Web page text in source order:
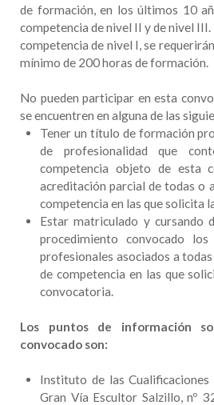
de formación, en los últimos 10
competencia de nivel II y de nivel III.
competencia de nivel I, se
mínimo de 200 horas de formación.
No pueden participar en esta
se encuentren en alguna de las
Tener un título de formación
de profesionalidad que
competencia objeto de esta
acreditación parcial de todas o
competencia en las que solicita
Estar matriculado y cursando
procedimiento convocado
profesionales asociados a
de competencia en las que
convocatoria.
Los puntos de información
convocado son:
Instituto de las
Gran Vía Escultor Salzillo, nº